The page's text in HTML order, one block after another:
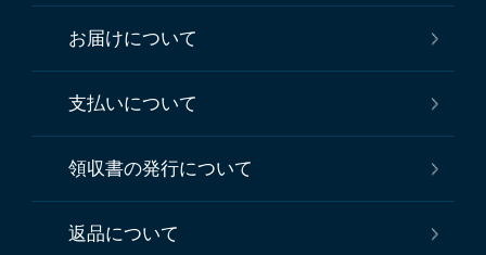
お届けについて
支払いについて
領収書の発行について
返品について